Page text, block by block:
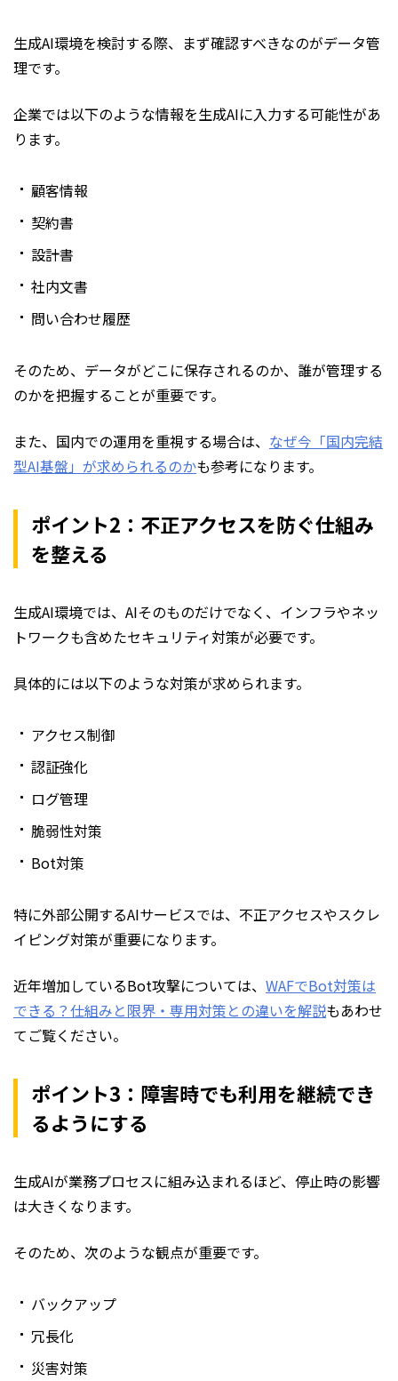
生成AI環境を検討する際、まず確認すべきなのがデータ管
理です。
企業では以下のような情報を生成AIに入力する可能性があ
ります。
顧客情報
契約書
設計書
社内文書
問い合わせ履歴
そのため、データがどこに保存されるのか、誰が管理する
のかを把握することが重要です。
また、国内での運用を重視する場合は、 なぜ今「国内完結
型AI基盤」が求められるのかも参考になります。
ポイント2：不正アクセスを防ぐ仕組み
を整える
生成AI環境では、AIそのものだけでなく、インフラやネッ
トワークも含めたセキュリティ対策が必要です。
具体的には以下のような対策が求められます。
アクセス制御
認証強化
ログ管理
脆弱性対策
Bot対策
特に外部公開するAIサービスでは、不正アクセスやスクレ
イピング対策が重要になります。
近年増加しているBot攻撃については、 WAFでBot対策は
できる？仕組みと限界・専用対策との違いを解説もあわせ
てご覧ください。
ポイント3：障害時でも利用を継続でき
るようにする
生成AIが業務プロセスに組み込まれるほど、停止時の影響
は大きくなります。
そのため、次のような観点が重要です。
バックアップ
冗長化
災害対策